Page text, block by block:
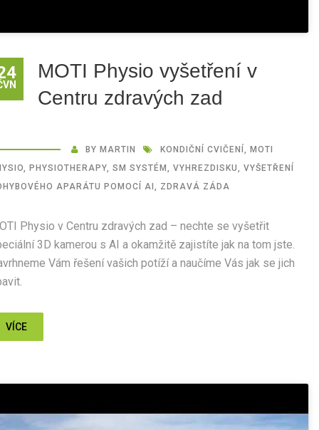
MOTI Physio vyšetření v
Centru zdravých zad
BY MARTIN KONDIČNÍ CVIČENÍ , MOTI
, PHYSIOTHERAPY, SM SYSTÉM , VYHREZDISKU, VYŠETŘENÍ
APARÁTU POMOCÍ AI , ZDRAVÁ ZÁDA
Physio v Centru zdravých zad – nechte se vyšetřit
3D kamerou s AI a okamžitě zajistíte jak na tom jste.
Vám řešení vašich potíží a naučíme Vás jak se jich
VÍCE